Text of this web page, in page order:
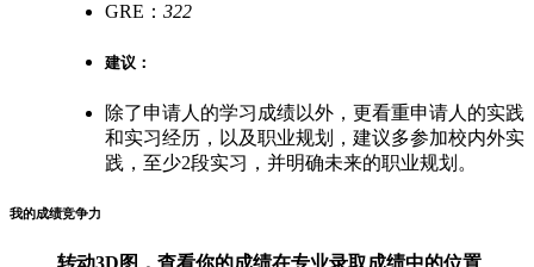
GRE： 322
建议：
除了申请人的学习成绩以外，更看重申请人的实践
和实习经历，以及职业规划，建议多参加校内外实
践，至少2段实习，并明确未来的职业规划。
我的成绩竞争力